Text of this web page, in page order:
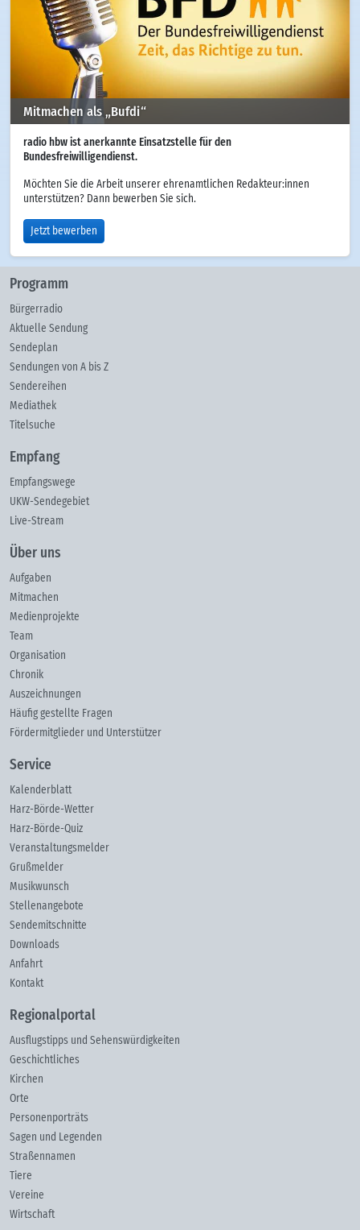
Mitmachen als „Bufdi“
radio hbw ist anerkannte Einsatzstelle für den
Bundesfreiwilligendienst.
Möchten Sie die Arbeit unserer ehrenamtlichen Redakteur:innen
unterstützen? Dann bewerben Sie sich.
Jetzt bewerben
Programm
Bürgerradio
Aktuelle Sendung
Sendeplan
Sendungen von A bis Z
Sendereihen
Mediathek
Titelsuche
Empfang
Empfangswege
UKW-Sendegebiet
Live-Stream
Über uns
Aufgaben
Mitmachen
Medienprojekte
Team
Organisation
Chronik
Auszeichnungen
Häufig gestellte Fragen
Fördermitglieder und Unterstützer
Service
Kalenderblatt
Harz-Börde-Wetter
Harz-Börde-Quiz
Veranstaltungsmelder
Grußmelder
Musikwunsch
Stellenangebote
Sendemitschnitte
Downloads
Anfahrt
Kontakt
Regionalportal
Ausflugstipps und Sehenswürdigkeiten
Geschichtliches
Kirchen
Orte
Personenporträts
Sagen und Legenden
Straßennamen
Tiere
Vereine
Wirtschaft